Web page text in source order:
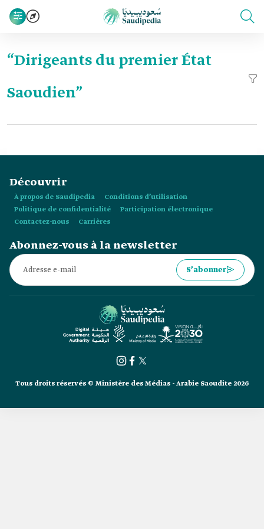
“Dirigeants du premier État
Saoudien”
Découvrir
À propos de Saudipedia
Conditions d’utilisation
Politique de confidentialité
Participation électronique
Contactez-nous
Carrières
Abonnez-vous à la newsletter
S’abonner
Tous droits réservés © Ministère des Médias - Arabie Saoudite 2026